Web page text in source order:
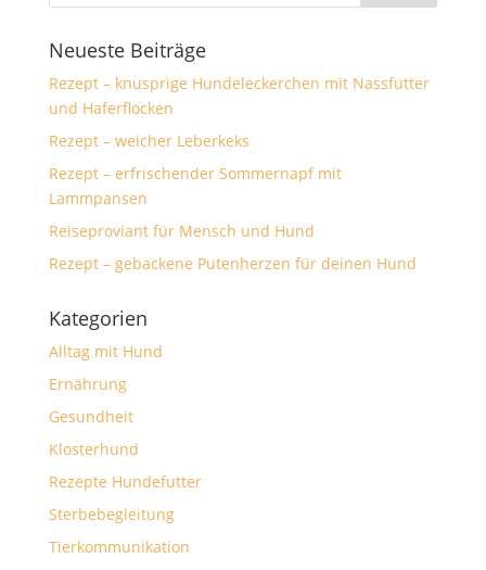
Neueste Beiträge
Rezept – knusprige Hundeleckerchen mit Nassfutter
und Haferflocken
Rezept – weicher Leberkeks
Rezept – erfrischender Sommernapf mit
Lammpansen
Reiseproviant für Mensch und Hund
Rezept – gebackene Putenherzen für deinen Hund
Kategorien
Alltag mit Hund
Ernährung
Gesundheit
Klosterhund
Rezepte Hundefutter
Sterbebegleitung
Tierkommunikation